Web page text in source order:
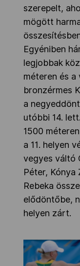
szerepelt,
mögött
Egyéniben
legjobbak
méteren és a
bronzérmes
a
utóbbi 14.
1500
a 11. helyen
vegyes váltó
Péter, Kónya
Rebeka
elődöntőbe,
helyen zárt.